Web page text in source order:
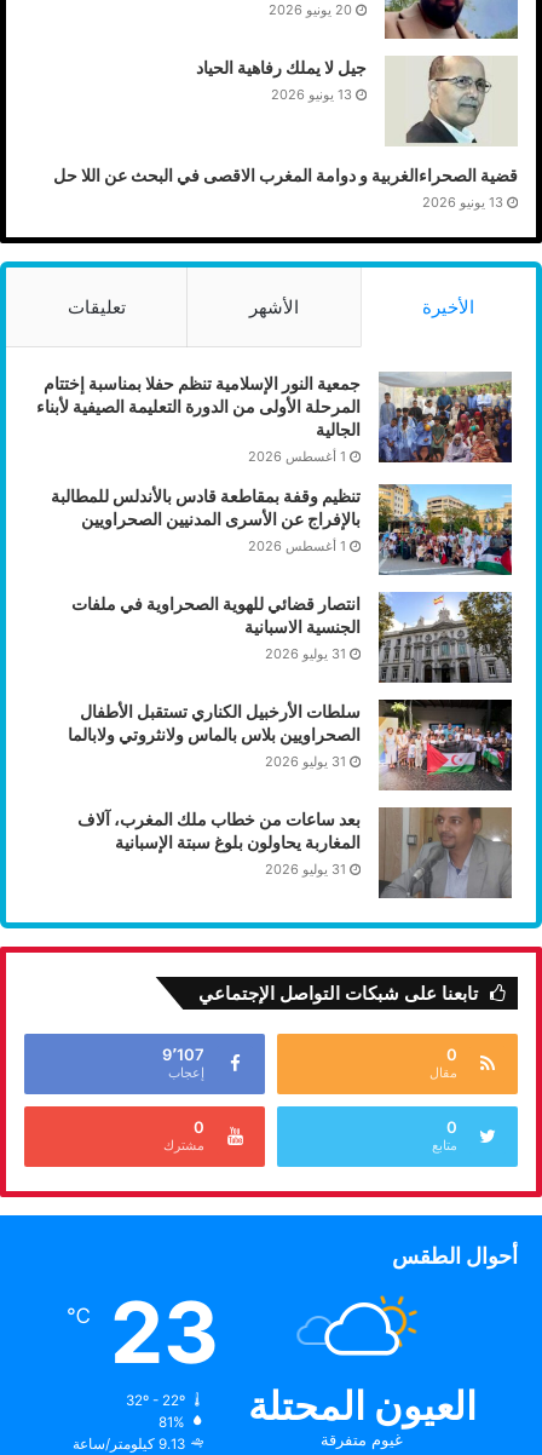
20 يونيو 2026
جيل لا يملك رفاهية الحياد
13 يونيو 2026
قضية الصحراءالغربية و دوامة المغرب الاقصى في البحث عن اللا حل
13 يونيو 2026
الأخيرة الأشهر تعليقات
جمعية النور الإسلامية تنظم حفلا بمناسبة إختتام
المرحلة الأولى من الدورة التعليمة الصيفية لأبناء
الجالية
1 أغسطس 2026
تنظيم وقفة بمقاطعة قادس بالأندلس للمطالبة
بالإفراج عن الأسرى المدنيين الصحراويين
1 أغسطس 2026
انتصار قضائي للهوية الصحراوية في ملفات
الجنسية الاسبانية
31 يوليو 2026
سلطات الأرخبيل الكناري تستقبل الأطفال
الصحراويين بلاس بالماس ولانثروتي ولابالما
31 يوليو 2026
بعد ساعات من خطاب ملك المغرب، آلاف
المغاربة يحاولون بلوغ سبتة الإسبانية
31 يوليو 2026
تابعنا على شبكات التواصل الإجتماعي
0
مقال
9٬107
إعجاب
0
متابع
0
مشترك
أحوال الطقس
العيون المحتلة
غيوم متفرقة
23
℃
32º - 22º
81%
9.13 كيلومتر/ساعة